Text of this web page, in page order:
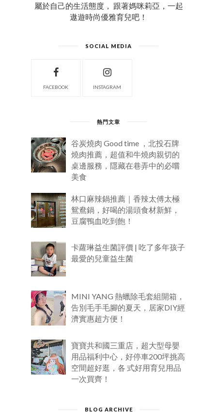
屬於自己的生活態度， 跟著媽咪莉亞，一起
遨遊時尚優雅育兒吧！
SOCIAL MEDIA
FACEBOOK INSTAGRAM
熱門文章
谷炭燒肉 Good time ，北投石牌
燒肉推薦，超值和牛燒肉親切的
桌邊服務，隱藏在巷弄中的必嚐
美食
林口麻辣鍋推薦｜香辣太傅太極
鴛鴦鍋，好喝的湯頭食材新鮮，
豆腐鴨血吃到飽！
卡蘿琳益生菌評價 | 吃了多年孩子
最愛的兒童益生菌
MINI YANG 熱蠟除毛套組開箱，
告別毛手毛腳的夏天，居家DIY經
濟實惠超方便！
寶寶共和國三重店，超大型母嬰
用品福利中心，好停車200坪挑高
空間超好逛，各 式好用育兒用品
一次買齊！
BLOG ARCHIVE